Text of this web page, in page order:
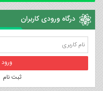
درگاه ورودی کاربران
ثبت نام